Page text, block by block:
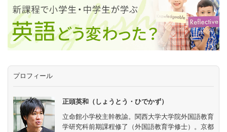
プロフィール
正頭英和（しょうとう・ひでかず）
立命館小学校主幹教諭。関西大学大学院外国語教育
学研究科前期課程修了（外国語教育学修士）。京都